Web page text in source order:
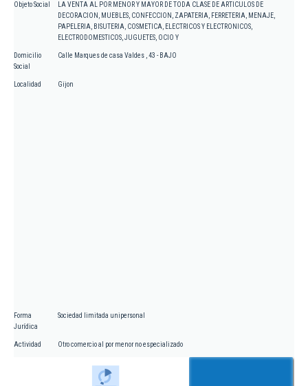
Objeto Social
LA VENTA AL POR MENOR Y MAYOR DE TODA CLASE DE ARTICULOS DE
DECORACION, MUEBLES, CONFECCION, ZAPATERIA, FERRETERIA, MENAJE,
PAPELERIA, BISUTERIA, COSMETICA, ELECTRICOS Y ELECTRONICOS,
ELECTRODOMESTICOS, JUGUETES, OCIO Y
Domicilio
Social
Calle Marques de casa Valdes , 43 - BAJO
Localidad Gijon
Forma
Jurídica
Sociedad limitada unipersonal
Actividad Otro comercio al por menor no especializado